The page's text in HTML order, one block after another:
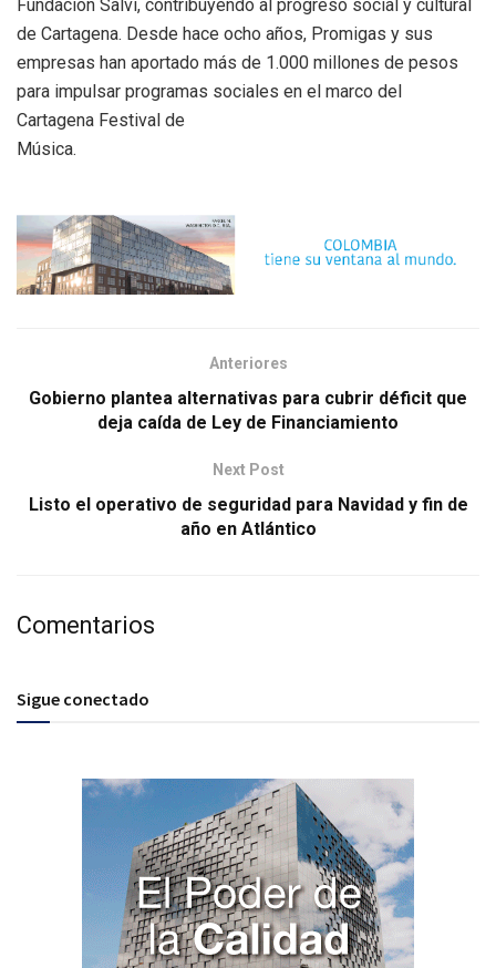
Fundación Salvi, contribuyendo al progreso social y cultural
de Cartagena. Desde hace ocho años, Promigas y sus
empresas han aportado más de 1.000 millones de pesos
para impulsar programas sociales en el marco del
Cartagena Festival de
Música.
Anteriores
Gobierno plantea alternativas para cubrir déficit que
deja caída de Ley de Financiamiento
Next Post
Listo el operativo de seguridad para Navidad y fin de
año en Atlántico
Comentarios
Sigue conectado